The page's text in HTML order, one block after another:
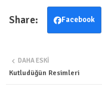
Facebook
DAHA ESKI
Kutludüğün Resimleri